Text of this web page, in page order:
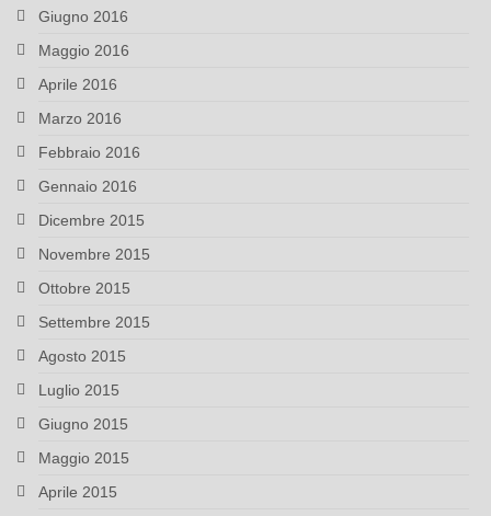
Giugno 2016
Maggio 2016
Aprile 2016
Marzo 2016
Febbraio 2016
Gennaio 2016
Dicembre 2015
Novembre 2015
Ottobre 2015
Settembre 2015
Agosto 2015
Luglio 2015
Giugno 2015
Maggio 2015
Aprile 2015